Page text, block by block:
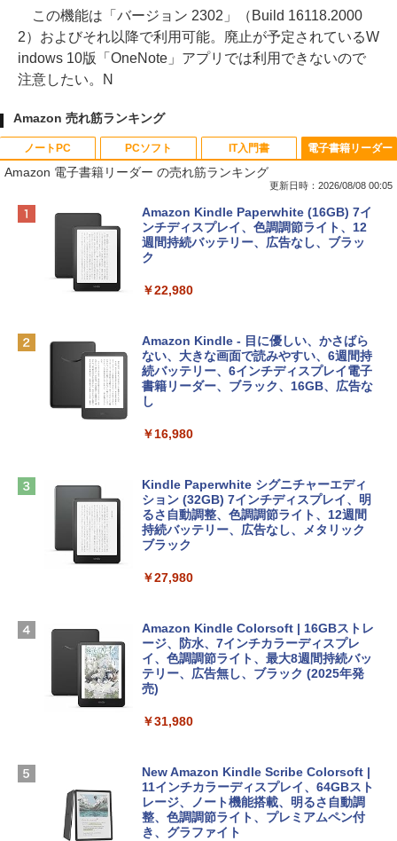
この機能は「バージョン 2302」（Build 16118.2000
2）およびそれ以降で利用可能。廃止が予定されているW
indows 10版「OneNote」アプリでは利用できないので
注意したい。N
Amazon 売れ筋ランキング
ノートPC
Apple 2026 MacBook Neo A18 Proチッ
プ搭載13インチノートブック：AIとAppl
e Intelligence、Liquid Retinaディスプ
レイ、8GBメモリ、512GB SSD、1080p
ィゴ + 3年延長 AppleCare+ for 13インチ
￥162,598
tomtoc 360°保護 15.6 16インチ パソコ
ンケース Dell NEC Lavie ASUS HP dyna
Apple 2026 MacBook Air M5チップ搭載
13インチノートブック：AIとApple Intell
igence、13.6インチLiquid Retinaディ
スプレイ、16GBユニファイドメモリ、1
ームカメラ、日本語キーボード、Touch I
￥261,414
【Amazon.co.jp限定】 HP ノートパソコ
ン 15-fd 15.6インチ 16GBメモリ 512GB
FMV ノートパソコン WE1-K3 (MS 365 P
ersonal/Copilotキー搭載/Win 11/15.6型/
Core i5/16GB/SSD 512GB/ホワイト) FM
VWK3E15W_AZ
PCソフト
Robloxギフトカード - 800 Robux 【限
定バーチャルアイテムを含む】 【オンラ
インゲームコード】 ロブロックス | オン
ラインコード版
￥1,300
Robloxギフトカード - 1000 Robux 【限
定バーチャルアイテムを含む】 【オンラ
インゲームコード】 ロブロックス |オン
ラインコード版
4(最新 永続版)|オンラインコード版|Wind
ows11、10/mac対応|PC2台
￥39,582
Robloxギフトカード - 2,000 Robux 【限
ラインコード版
￥3,200
ト): Java & Bedrock Edition | オンライ
￥3,600
IT入門書
生成AIパスポート公式テキスト 第４版
￥1,766
出す プロンプトの言葉 AI画像生成シリー
ズ (はぴーイラストLabo)
￥480
ClaudeCode いちばんやさしい 教科書:
にもKindle出版にも！ 非エンジニアのた
めのAIコーディング入門シリーズ
￥99
1冊ですべて身につくHTML & CSSとWe
￥1,292
FM TOWNS ハイパー・カタログ: 本体ハ
ェクトリストと最新エミュレータ紹介
電子書籍リーダー
Amazon 電子書籍リーダー の売れ筋ランキング
更新日時：2026/08/08 00:05
Amazon Kindle Paperwhite (16GB) 7イ
ンチディスプレイ、色調調節ライト、12
週間持続バッテリー、広告なし、ブラッ
ク
￥22,980
Amazon Kindle - 目に優しい、かさばら
ない、大きな画面で読みやすい、6週間持
続バッテリー、6インチディスプレイ電子
書籍リーダー、ブラック、16GB、広告な
し
￥16,980
Kindle Paperwhite シグニチャーエディ
ション (32GB) 7インチディスプレイ、明
るさ自動調整、色調調節ライト、12週間
持続バッテリー、広告なし、メタリック
ブラック
￥27,980
Amazon Kindle Colorsoft | 16GBストレ
ージ、防水、7インチカラーディスプレ
イ、色調調節ライト、最大8週間持続バッ
テリー、広告無し、ブラック (2025年発
売)
￥31,980
New Amazon Kindle Scribe Colorsoft |
11インチカラーディスプレイ、64GBスト
レージ、ノート機能搭載、明るさ自動調
整、色調調節ライト、プレミアムペン付
き、グラファイト